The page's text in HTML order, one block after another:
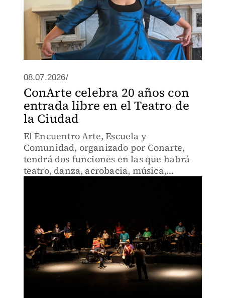
08.07.2026/
ConArte celebra 20 años con
entrada libre en el Teatro de
la Ciudad
El Encuentro Arte, Escuela y
Comunidad, organizado por Conarte,
tendrá dos funciones en las que habrá
teatro, danza, acrobacia, música,